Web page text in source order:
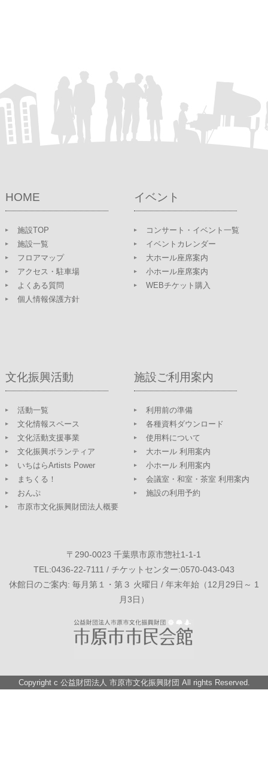
HOME
施設TOP
施設一覧
フロアマップ
アクセス・駐車場
よくある質問
個人情報保護方針
イベント
コンサート・イベント一覧
イベントカレンダー
大ホール座席案内
小ホール座席案内
WEBチケット購入
文化振興活動
活動一覧
文化情報スペース
文化活動支援事業
文化振興ボランティア
いちはらArtists Power
まちくる！
おんぷ
市原市文化振興財団法人概要
施設ご利用案内
利用前の準備
各種資料ダウンロード
使用料について
大ホール 利用案内
小ホール 利用案内
会議室・和室・茶室 利用案内
施設の利用予約
〒290-0023 千葉県市原市惣社1-1-1
TEL:0436-22-7111 / チケットセンター:0570-043-043
休館日のご案内: 毎月第１・第３ 火曜日 / 年末年始（12月29日～ 1
月3日）
Copyright c 公益財団法人 市原市文化振興財団 All rights Reserved.